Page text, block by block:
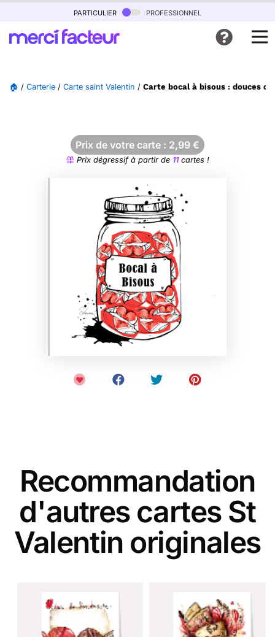
particulier professionnel
🏠 / Carterie / Carte saint Valentin / Carte bocal à bisous : douces
Prix de votre carte : 2,99 €
Prix dégressif à partir de 11cartes !
Recommandation
d'autres cartes St
Valentin originales